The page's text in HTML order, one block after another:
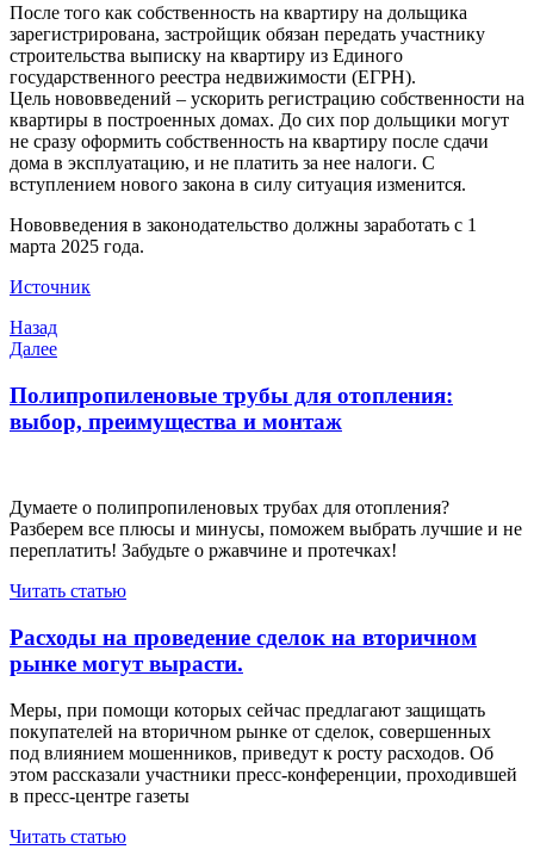
После того как собственность на квартиру на дольщика
зарегистрирована, застройщик обязан передать участнику
строительства выписку на квартиру из Единого
государственного реестра недвижимости (ЕГРН).
Цель нововведений – ускорить регистрацию собственности на
квартиры в построенных домах. До сих пор дольщики могут
не сразу оформить собственность на квартиру после сдачи
дома в эксплуатацию, и не платить за нее налоги. С
вступлением нового закона в силу ситуация изменится.
Нововведения в законодательство должны заработать с 1
марта 2025 года.
Источник
Навигация
по
записям
Предыдущая
запись
Назад
Следующая
Далее
Полипропиленовые трубы для отопления:
выбор, преимущества и монтаж
Думаете о полипропиленовых трубах для отопления?
Разберем все плюсы и минусы, поможем выбрать лучшие и не
переплатить! Забудьте о ржавчине и протечках!
Читать статью
Расходы на проведение сделок на вторичном
рынке могут вырасти.
Меры, при помощи которых сейчас предлагают защищать
покупателей на вторичном рынке от сделок, совершенных
под влиянием мошенников, приведут к росту расходов. Об
этом рассказали участники пресс-конференции, проходившей
в пресс-центре газеты
Читать статью